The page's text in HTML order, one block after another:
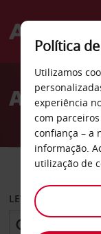
Welcome
AvisAluguer
CARRO
LEVANTAR EM
Política
Utilizamos
experiência
com
confiança – a
informação.
utilização de